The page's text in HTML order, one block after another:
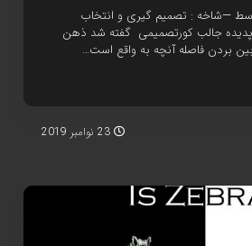
—شاخه : تصميم گيری و انتخاب
پدیده جالب کورتصمیمی گفته شد ذهن
بردن فاصله آنچه به واقع است…
23 نوامبر 2019